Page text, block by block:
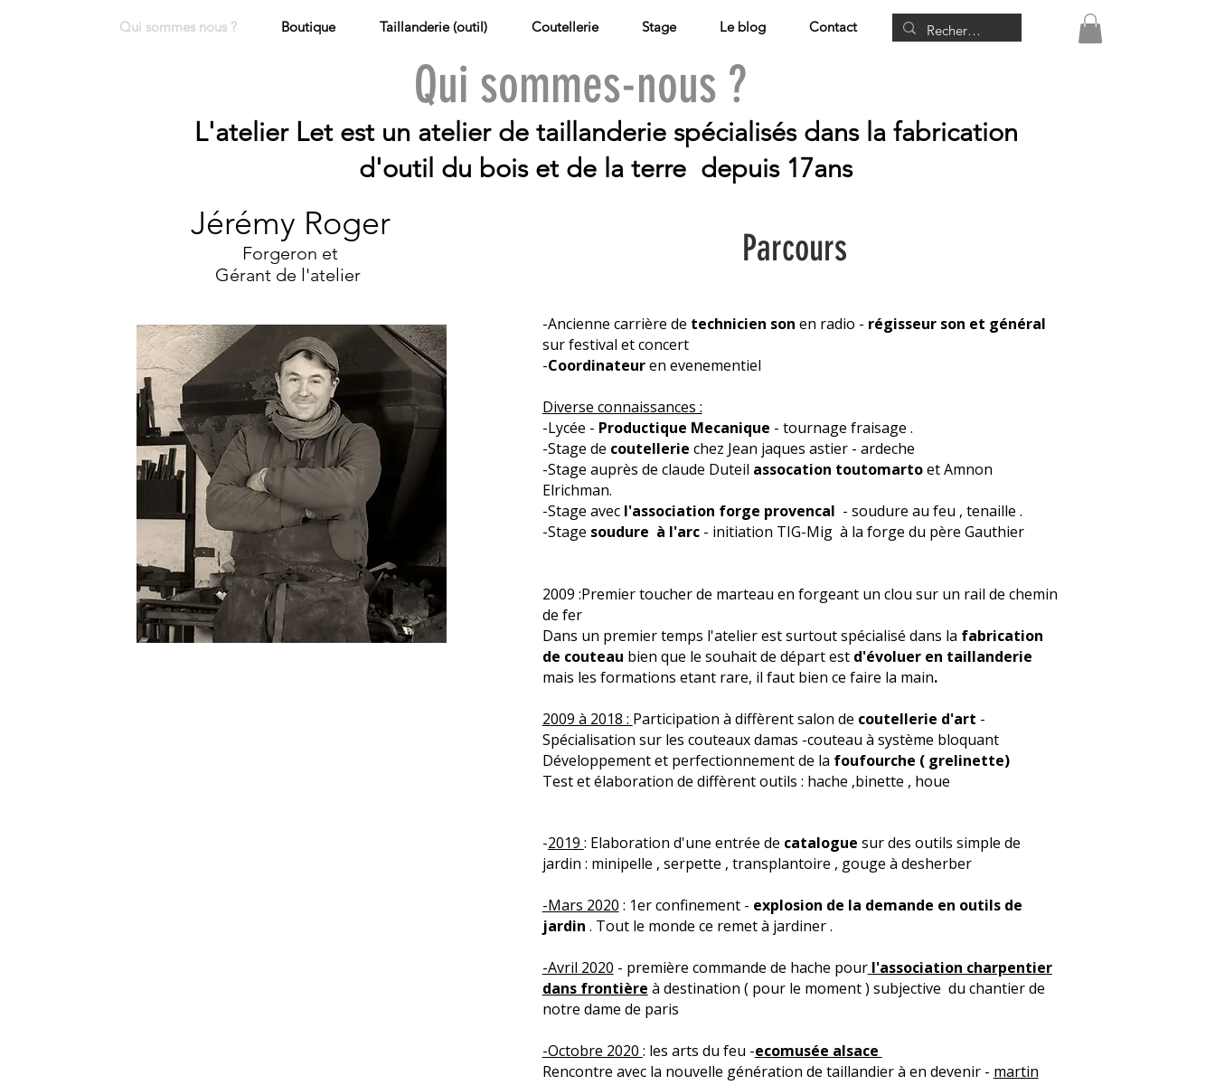
Qui sommes nous ? Boutique Taillanderie (outil) Coutellerie Stage Le blog Contact
Qui sommes-nous ?
L'atelier Let est un atelier de taillanderie spécialisés dans la fabrication
d'outil du bois et de la terre depuis 17ans
Jérémy Roger
Forgeron et
Gérant de l'atelier
Parcours
-Ancienne carrière de technicien son en radio - régisseur son et général
sur festival et concert
​-Coordinateuren evenementiel
Diverse connaissances :
-Lycée - Productique Mecanique - tournage fraisage .
-Stage de coutellerie chez Jean jaques astier - ardeche
-Stage auprès de claude Duteil assocation toutomartoet Amnon
Elrichman.
-Stage avec l'association forge provencal - soudure au feu , tenaille .
-Stage soudure à l'arc- initiation TIG-Mig à la forge du père Gauthier
2009 :Premier toucher de marteau en forgeant un clou sur un rail de chemin
de fer
Dans un premier temps l'atelier est surtout spécialisé dans la fabrication
de couteau bien que le souhait de départ est d'évoluer en taillanderie
mais les formations etant rare, il faut bien ce faire la main.
2009 à 2018 : Participation à diffèrent salon de coutellerie d'art -
Spécialisation sur les couteaux damas -couteau à système bloquant
Développement et perfectionnement de la foufourche ( grelinette)
Test et élaboration de diffèrent outils : hache ,binette , houe ​
-2019 : Elaboration d'une entrée de catalogue sur des outils simple de
jardin : minipelle , serpette , transplantoire , gouge à desherber
-Mars 2020 : 1er confinement - explosion de la demande en outils de
jardin . Tout le monde ce remet à jardiner .
-Avril 2020 - première commande de hache pour l'association charpentier
dans frontière à destination ( pour le moment ) subjective du chantier de
notre dame de paris
-Octobre 2020 : les arts du feu -ecomusée alsace
Rencontre avec la nouvelle génération de taillandier à en devenir - martin